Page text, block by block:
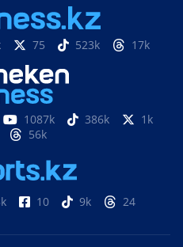
75 523k 17k
1087k 386k
1k
56k
10 9k 24